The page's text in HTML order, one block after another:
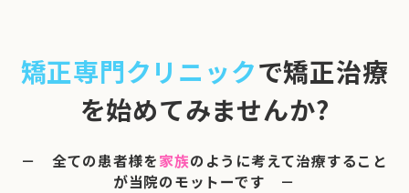
※日曜は不定期で診療してい
ます
矯正専門クリニックで矯正治療
を始めてみませんか?
－ 全ての患者様を家族のように考えて治療すること
が当院のモットーです －